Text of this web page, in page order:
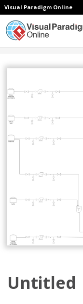
Visual Paradigm Online
Untitled